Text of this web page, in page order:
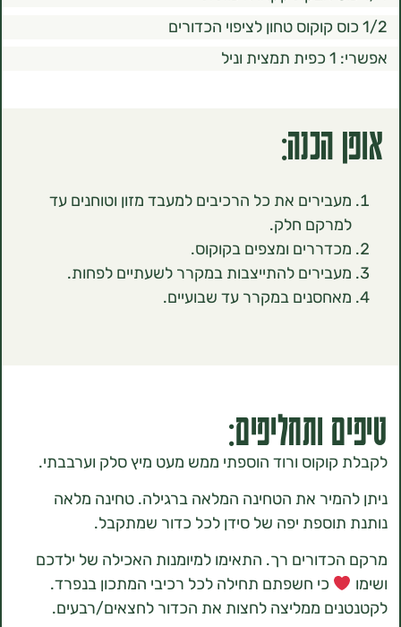
את כל הרכיבים למעבד מזון וטוחנים עד
חלק.
ומצפים בקוקוס.
להתייצבות במקרר לשעתיים לפחות.
במקרר עד שבועיים.
ותחליפים:
ורוד הוספתי ממש מעט מיץ סלק וערבבתי.
את הטחינה המלאה ברגילה. טחינה מלאה
יפה של סידן לכל כדור שמתקבל.
רך. התאימו למיומנות האכילה של ילדכם
כי חשפתם תחילה לכל רכיבי המתכון בנפרד.
ממליצה לחצות את הכדור לחצאים/רבעים.